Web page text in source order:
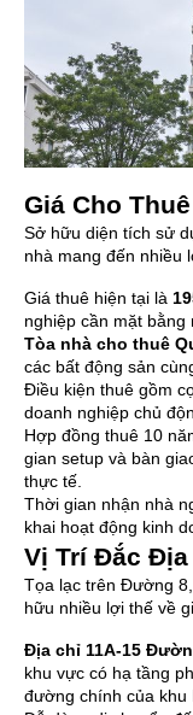
Giá Cho Thuê
Sở hữu diện tích sử
nhà mang đến nhiều
Giá thuê hiện tại là
nghiệp cần mặt
Tòa nhà cho thuê
các bất động sản
Điều kiện thuê gồm
doanh nghiệp chủ
Hợp đồng thuê 10
gian setup và bàn
thực tế.
Thời gian nhận nhà
khai hoạt động kinh
Vị Trí Đắc Địa
Tọa lạc trên Đường
hữu nhiều lợi thế về
Địa chỉ 11A-15
khu vực có hạ tầng
đường chính của khu